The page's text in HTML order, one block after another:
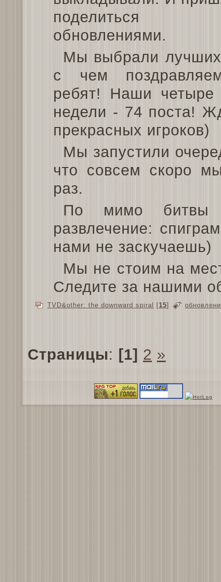
поделиться
обновлениями.
Мы выбрали лучших
с чем
ребят! Наши четыре
недели - 74 поста!
прекрасных игроков)
Мы запустили
что совсем скоро
раз.
По мимо битвы
развлечение:
нами не заскучаешь)
Мы не стоим на
Следите за нашими
TVD&other: the downward spiral [15]
Страницы: [1] 2 »